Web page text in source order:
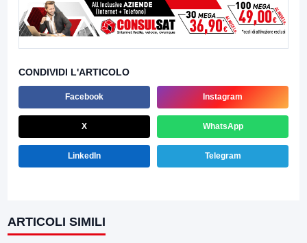
CONDIVIDI L'ARTICOLO
Facebook Instagram
X WhatsApp
LinkedIn Telegram
ARTICOLI SIMILI